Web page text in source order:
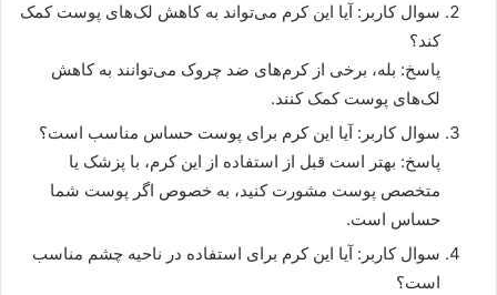
سوال کاربر: آیا این کرم می‌تواند به کاهش لک‌های پوست کمک
کند؟
پاسخ: بله، برخی از کرم‌های ضد چروک می‌توانند به کاهش
لک‌های پوست کمک کنند.
سوال کاربر: آیا این کرم برای پوست حساس مناسب است؟
پاسخ: بهتر است قبل از استفاده از این کرم، با پزشک یا
متخصص پوست مشورت کنید، به خصوص اگر پوست شما
حساس است.
سوال کاربر: آیا این کرم برای استفاده در ناحیه چشم مناسب
است؟